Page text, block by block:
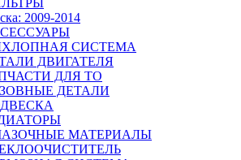
2009-2014
СИСТЕМА
ДВИГАТЕЛЯ
ДЛЯ ТО
ДЕТАЛИ
МАТЕРИАЛЫ